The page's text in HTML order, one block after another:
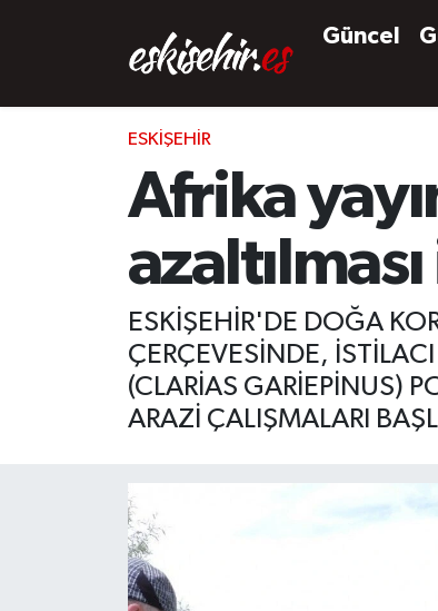
Güncel
ESKIŞEHIR
Afrika
ESKİŞEHİR'DE DOĞA
ÇERÇEVESİNDE,
(CLARİAS GARİEPİNUS)
ARAZİ ÇALIŞMALARI